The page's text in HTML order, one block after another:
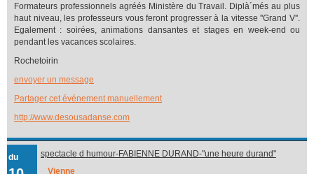
Formateurs professionnels agréés Ministère du Travail. Diplà´més au plus
haut niveau, les professeurs vous feront progresser à la vitesse ''Grand V''.
Egalement : soirées, animations dansantes et stages en week-end ou
pendant les vacances scolaires.
Rochetoirin
envoyer un message
Partager cet événement manuellement
http://www.desousadanse.com
du
spectacle d humour-FABIENNE DURAND-"une heure durand"
Vienne